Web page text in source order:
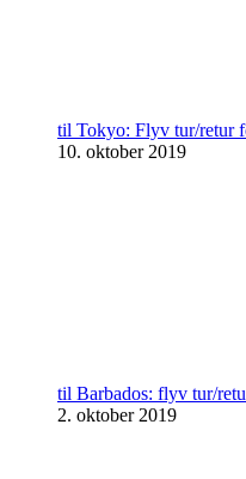
til Tokyo: Flyv tur/retur
10. oktober 2019
til Barbados: flyv tur/
2. oktober 2019